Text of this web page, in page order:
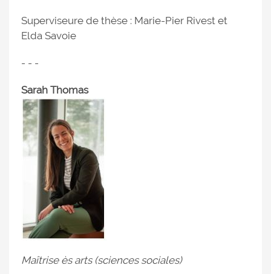
Superviseure de thèse : Marie-Pier Rivest et
Elda Savoie
- - -
Sarah Thomas
Maîtrise ès arts (sciences sociales)